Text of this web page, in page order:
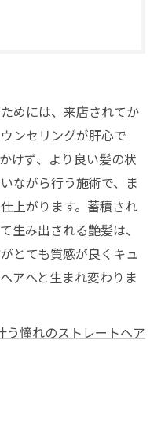
めには、来店されてか
ンセリングが肝心で
けず、より良い髪の状
ながら行う施術で、ま
上がります。蓄積され
生み出される艶髪は、
とても質感が良くキュ
アへと生まれ変わりま
う憧れのストレートヘア